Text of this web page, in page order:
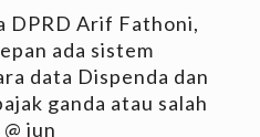
DPRD Arif Fathoni,
ada sistem
data Dispenda dan
ganda atau salah
jun